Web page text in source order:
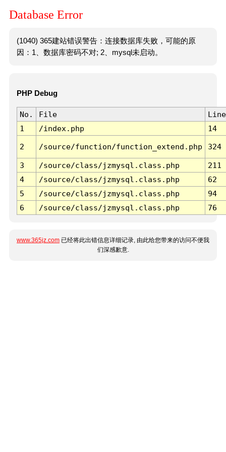
Database Error
(1040) 365建站错误警告：连接数据库失败，可能的原
因：1、数据库密码不对; 2、mysql未启动。
PHP Debug
No. File
Line
1
/index.php 14
2 /source/function/function_extend.php 324
3 /source/class/jzmysql.class.php
211
4
/source/class/jzmysql.class.php
62
5
/source/class/jzmysql.class.php
94
6
/source/class/jzmysql.class.php 76
www.365jz.com 已经将此出错信息详细记录, 由此给您带来的访问不便我
们深感歉意.